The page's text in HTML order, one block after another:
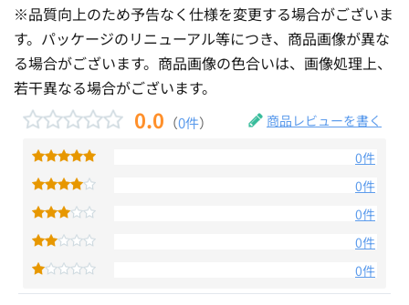
※品質向上のため予告なく仕様を変更する場合がございま
す。パッケージのリニューアル等につき、商品画像が異な
る場合がございます。商品画像の色合いは、画像処理上、
若干異なる場合がございます。
0.0 （0件） 商品レビューを書く
0件
0件
0件
0件
0件